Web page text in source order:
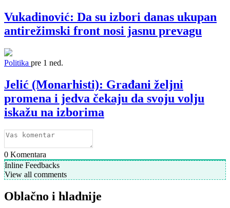
Vukadinović: Da su izbori danas ukupan
antirežimski front nosi jasnu prevagu
Politika pre 1 ned.
Jelić (Monarhisti): Građani željni
promena i jedva čekaju da svoju volju
iskažu na izborima
0 Komentara
Inline Feedbacks
View all comments
Oblačno i hladnije